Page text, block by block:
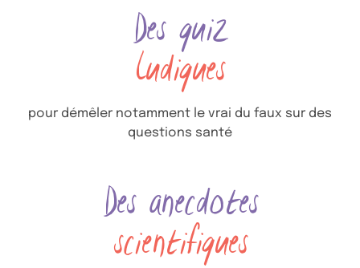
Des quiz
ludiques
pour démêler notamment le vrai du faux sur des
questions santé
Des anecdotes
scientifiques